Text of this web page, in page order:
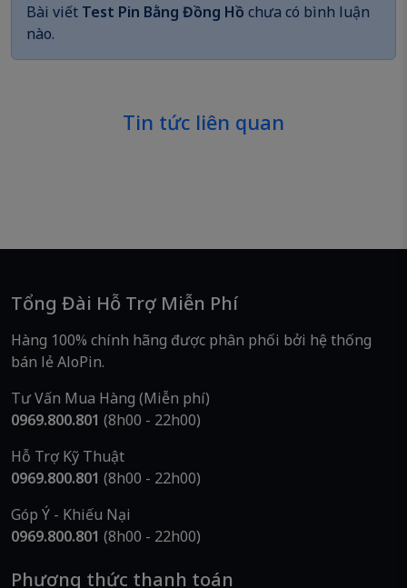
Bài viết Test Pin Bằng Đồng Hồ chưa có bình luận
nào.
Tin tức liên quan
Tổng Đài Hỗ Trợ Miễn Phí
Hàng 100% chính hãng được phân phối bởi hệ thống
bán lẻ AloPin.
Tư Vấn Mua Hàng (Miễn phí)
0969.800.801 (8h00 - 22h00)
Hỗ Trợ Kỹ Thuật
0969.800.801 (8h00 - 22h00)
Góp Ý - Khiếu Nại
0969.800.801 (8h00 - 22h00)
Phương thức thanh toán